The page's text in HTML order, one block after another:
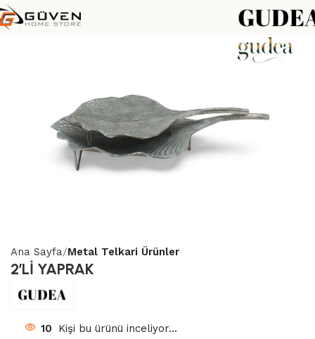
Ana Sayfa Metal Telkari Ürünler
2’Lİ YAPRAK
10 Kişi bu ürünü inceliyor...